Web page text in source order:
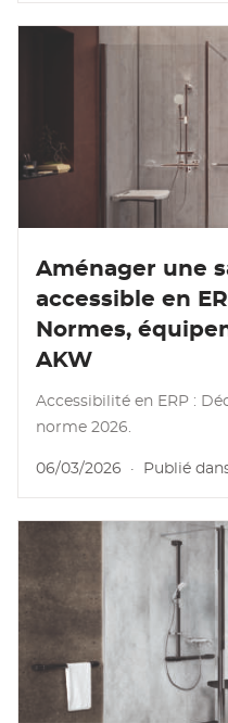
Aménager une
accessible en
Normes,
AKW
Accessibilité en ERP :
norme 2026.
06/03/2026 · Publié